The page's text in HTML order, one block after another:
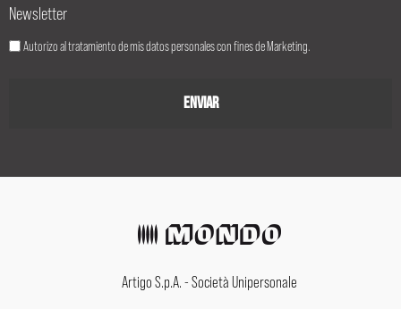
Newsletter
Autorizo al tratamiento de mis datos personales con fines de Marketing.
Artigo S.p.A. - Società Unipersonale